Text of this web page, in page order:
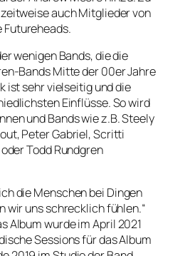
auch Mitglieder von
Futureheads.
wenigen Bands, die die
Bands Mitte der 00er Jahre
ist sehr vielseitig und die
Einflüsse. So wird
und Bands wie z.B. Steely
Peter Gabriel, Scritti
Todd Rundgren
die Menschen bei Dingen
wir uns schrecklich fühlen.“
Album wurde im April 2021
Sessions für das Album